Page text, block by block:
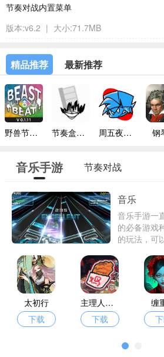
节奏对战内置菜单
版本:v6.2 | 大小:71.7MB
精品推荐 最新推荐
野兽节拍1.12 节奏盒子finalwish 周五夜放克2024最新版 钢
音乐手游 节奏对战
音乐
音乐手游一
的必备游戏
的玩法，可
玩的手机音
心头之惑，
了一批音乐
太初行
下载
主理人大战食客
下载
缠